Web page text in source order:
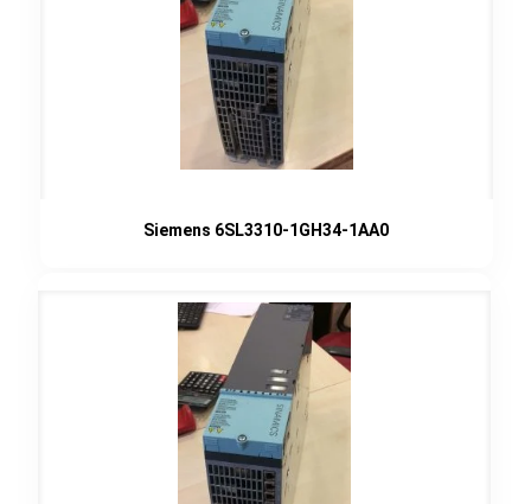
Siemens 6SL3310-1GH34-1AA0